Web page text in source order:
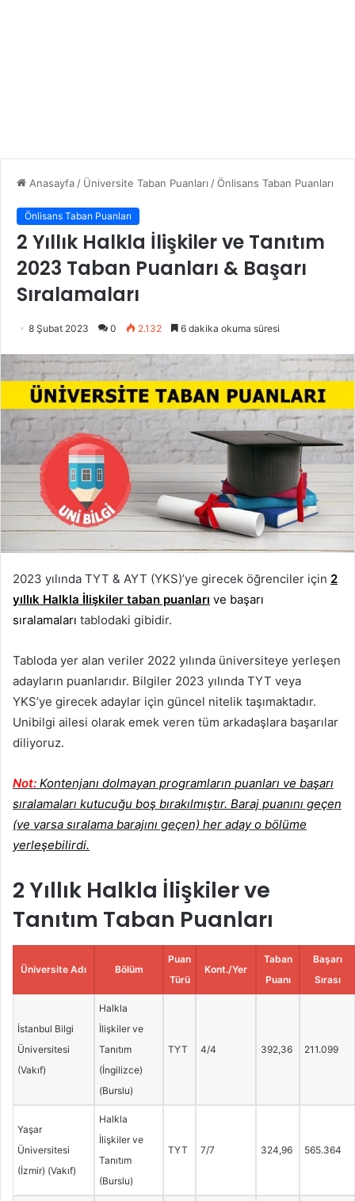
Anasayfa / Üniversite Taban Puanları /Önlisans Taban Puanları
Önlisans Taban Puanları
2 Yıllık Halkla İlişkiler ve Tanıtım
2023 Taban Puanları & Başarı
Sıralamaları
8 Şubat 2023 0 2.132 6 dakika okuma süresi
2023 yılında TYT & AYT (YKS)’ye girecek öğrenciler için 2
yıllık Halkla İlişkiler taban puanları ve başarı
sıralamaları tablodaki gibidir.
Tabloda yer alan veriler 2022 yılında üniversiteye yerleşen
adayların puanlarıdır. Bilgiler 2023 yılında TYT veya
YKS’ye girecek adaylar için güncel nitelik taşımaktadır.
Unibilgi ailesi olarak emek veren tüm arkadaşlara başarılar
diliyoruz.
Not: Kontenjanı dolmayan programların puanları ve başarı
sıralamaları kutucuğu boş bırakılmıştır. Baraj puanını geçen
(ve varsa sıralama barajını geçen) her aday o bölüme
yerleşebilirdi.
2 Yıllık Halkla İlişkiler ve
Tanıtım Taban Puanları
Üniversite Adı Bölüm
Puan
Türü
Kont./Yer
Taban
Puanı
Başarı
Sırası
İstanbul Bilgi
Üniversitesi
(Vakıf)
Halkla
İlişkiler ve
Tanıtım
(İngilizce)
(Burslu)
TYT 4/4 392,36 211.099
Yaşar
Üniversitesi
(İzmir) (Vakıf)
Halkla
İlişkiler ve
Tanıtım
(Burslu)
TYT 7/7 324,96 565.364